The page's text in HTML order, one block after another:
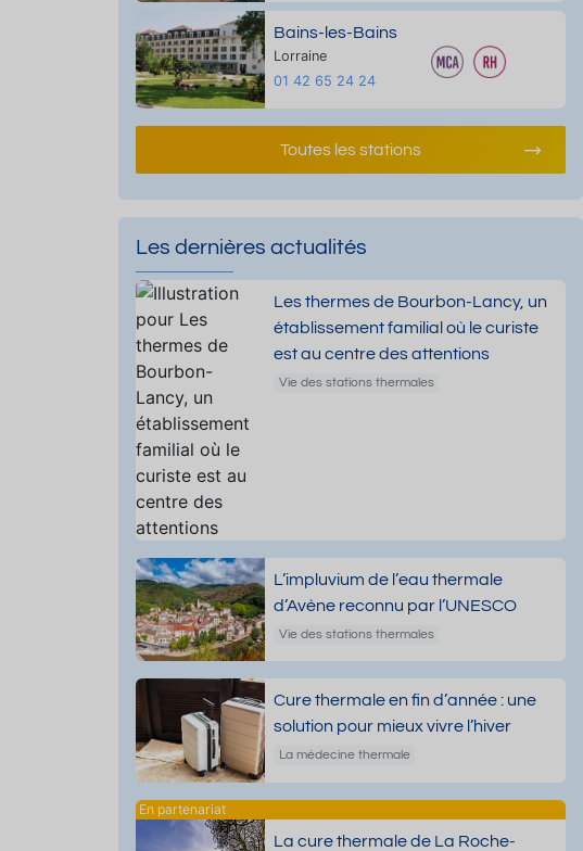
Bains-les-Bains
Lorraine
01 42 65 24 24
Toutes les stations
Les dernières actualités
Les thermes de Bourbon-Lancy, un
établissement familial où le curiste
est au centre des attentions
Vie des stations thermales
L’impluvium de l’eau thermale
d’Avène reconnu par l’UNESCO
Vie des stations thermales
Cure thermale en fin d’année : une
solution pour mieux vivre l’hiver
La médecine thermale
La cure thermale de La Roche-